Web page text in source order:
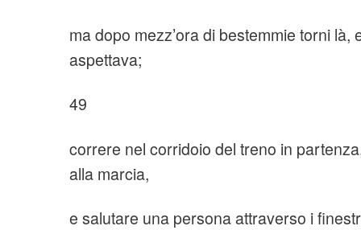
ma dopo mezz’ora di bestemmie torni là,
aspettava;
49
correre nel corridoio del treno in
alla marcia,
e salutare una persona attraverso i